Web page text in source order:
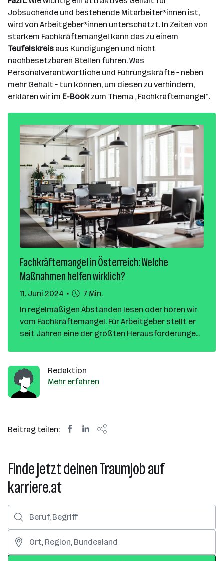
Jobsuchende und bestehende Mitarbeiter*innen ist,
wird von Arbeitgeber*innen unterschätzt. In Zeiten von
starkem Fachkräftemangel kann das zu einem
Teufelskreis aus Kündigungen und nicht
nachbesetzbaren Stellen führen. Was
Personalverantwortliche und Führungskräfte – neben
mehr Gehalt – tun können, um diesen zu verhindern,
erklären wir im E-Bookzum Thema „Fachkräftemangel“.
Fachkräftemangel in Österreich: Welche
Maßnahmen helfen wirklich?
11. Juni 2024
7 Min.
In regelmäßigen Abständen lesen oder hören wir
vom Fachkräftemangel. Für Arbeitgeber stellt er
seit Jahren eine der größten Herausforderungen
liest du Tipps, mit denen Unternehmen
gegenwirken können.
Redaktion
Mehr erfahren
Beitrag teilen:
Finde jetzt deinen Traumjob auf
karriere.at